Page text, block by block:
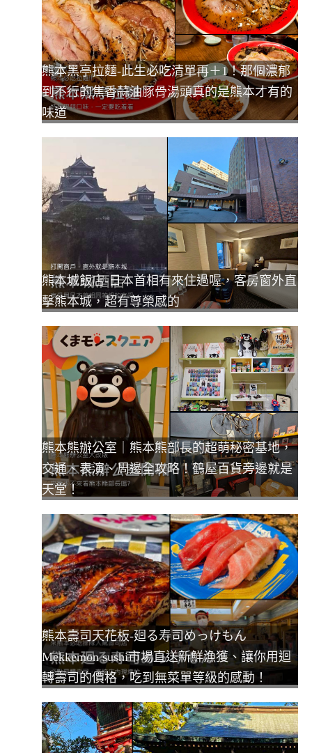
熊本黑亭拉麵-此生必吃清單再＋1！那個濃郁
到不行的焦香蒜油豚骨湯頭真的是熊本才有的
味道
熊本城飯店-日本首相有來住過喔，客房窗外直
擊熊本城，超有尊榮感的
熊本熊辦公室｜熊本熊部長的超萌秘密基地，
交通、表演、周邊全攻略！鶴屋百貨旁邊就是
天堂！
熊本壽司天花板-廻る寿司めっけもん
Mekkemon sushi市場直送新鮮漁獲、讓你用迴
轉壽司的價格，吃到無菜單等級的感動！